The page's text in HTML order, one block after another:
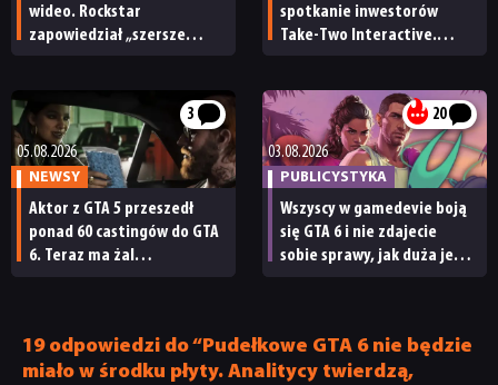
wideo. Rockstar
zapowiedział „szersze
spotkanie inwestorów
Take-Two Interactive.
3
05.08.2026
NEWSY
Aktor z GTA 5 przeszedł
ponad 60 castingów do GTA
6. Teraz ma żal
20
03.08.2026
PUBLICYSTYKA
Wszyscy w gamedevie boją
się GTA 6 i nie zdajecie
sobie sprawy, jak duża jest
19 odpowiedzi do “Pudełkowe GTA 6 nie będzie
miało w środku płyty. Analitycy twierdzą,